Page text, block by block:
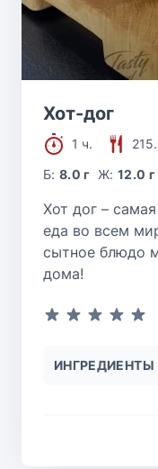
Хот-дог
1 ч.
Б:8.0 г Ж: 12.0 г
Хот дог –
еда во всем
сытное блюдо
дома!
ИНГРЕДИЕНТЫ